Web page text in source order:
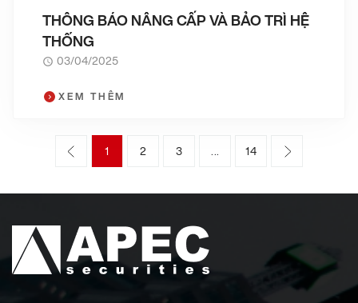
THÔNG BÁO NÂNG CẤP VÀ BẢO TRÌ HỆ
THỐNG
03/04/2025
XEM THÊM
1 2 3 … 14